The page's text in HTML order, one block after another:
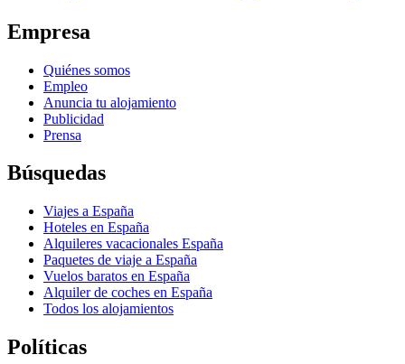
Empresa
Quiénes somos
Empleo
Anuncia tu alojamiento
Publicidad
Prensa
Búsquedas
Viajes a España
Hoteles en España
Alquileres vacacionales España
Paquetes de viaje a España
Vuelos baratos en España
Alquiler de coches en España
Todos los alojamientos
Políticas